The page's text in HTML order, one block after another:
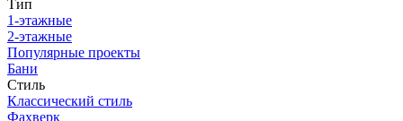
Тип
1-этажные
2-этажные
Популярные проекты
Бани
Стиль
Классический стиль
Фахверк